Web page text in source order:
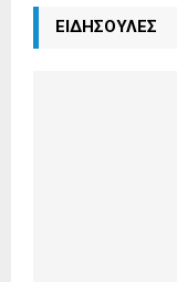
ΕΙΔΗΣΟΥΛΕΣ